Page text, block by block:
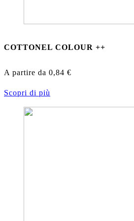
COTTONEL COLOUR ++
A partire da 0,84 €
Scopri di più